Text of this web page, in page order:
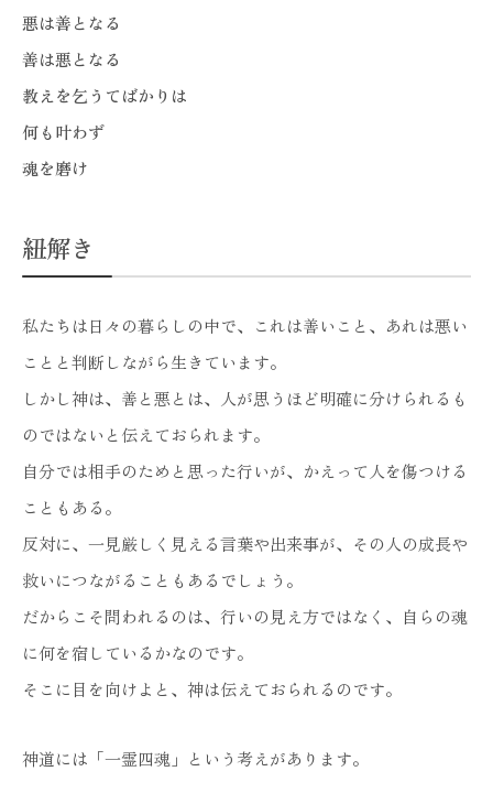
悪は善となる
善は悪となる
教えを乞うてばかりは
何も叶わず
魂を磨け
紐解き
私たちは日々の暮らしの中で、これは善いこと、あれは悪い
ことと判断しながら生きています。
しかし神は、善と悪とは、人が思うほど明確に分けられるも
のではないと伝えておられます。
自分では相手のためと思った行いが、かえって人を傷つける
こともある。
反対に、一見厳しく見える言葉や出来事が、その人の成長や
救いにつながることもあるでしょう。
だからこそ問われるのは、行いの見え方ではなく、自らの魂
に何を宿しているかなのです。
そこに目を向けよと、神は伝えておられるのです。
神道には「一霊四魂」という考えがあります。